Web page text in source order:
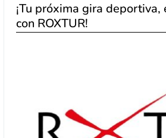
¡Tu próxima gira deportiva,
con ROXTUR!